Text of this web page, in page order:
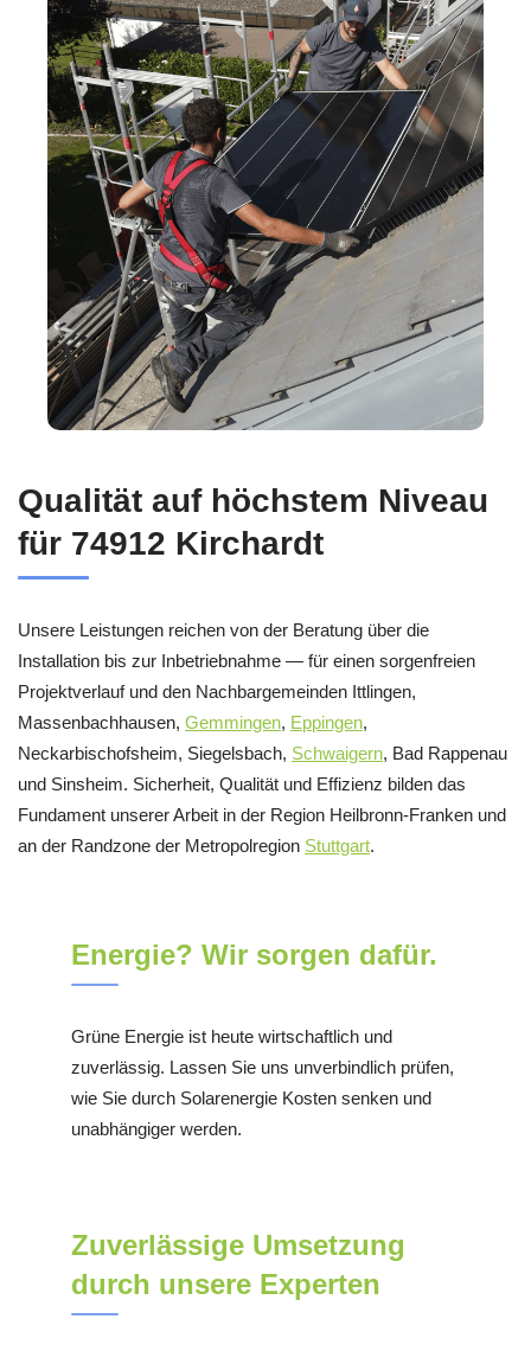
Qualität auf höchstem Niveau
für 74912 Kirchardt
Unsere Leistungen reichen von der Beratung über die
Installation bis zur Inbetriebnahme — für einen sorgenfreien
Projektverlauf und den Nachbargemeinden Ittlingen,
Massenbachhausen, Gemmingen, Eppingen,
Neckarbischofsheim, Siegelsbach, Schwaigern, Bad Rappenau
und Sinsheim. Sicherheit, Qualität und Effizienz bilden das
Fundament unserer Arbeit in der Region Heilbronn-Franken und
an der Randzone der Metropolregion Stuttgart.
Energie? Wir sorgen dafür.
Grüne Energie ist heute wirtschaftlich und
zuverlässig. Lassen Sie uns unverbindlich prüfen,
wie Sie durch Solarenergie Kosten senken und
unabhängiger werden.
Zuverlässige Umsetzung
durch unsere Experten